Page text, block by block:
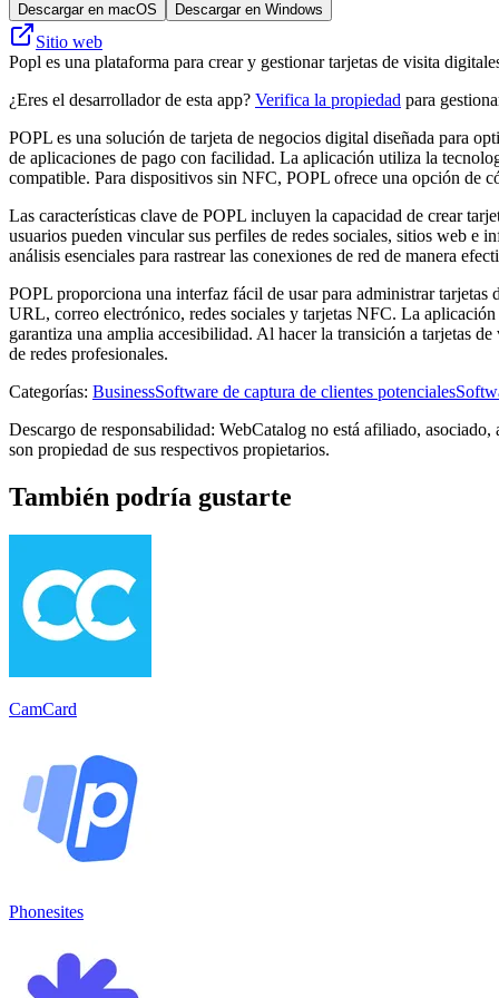
Descargar en macOS Descargar en Windows
Sitio web
Popl es una plataforma para crear y gestionar tarjetas de visita
¿Eres el desarrollador de esta app? Verifica la propiedad para
POPL es una solución de tarjeta de negocios digital diseñada para
de aplicaciones de pago con facilidad. La aplicación utiliza la
compatible. Para dispositivos sin NFC, POPL ofrece una opción de
Las características clave de POPL incluyen la capacidad de crear
usuarios pueden vincular sus perfiles de redes sociales, sitios web
análisis esenciales para rastrear las conexiones de red de manera
POPL proporciona una interfaz fácil de usar para administrar
URL, correo electrónico, redes sociales y tarjetas NFC. La
garantiza una amplia accesibilidad. Al hacer la transición a tarjetas
de redes profesionales.
Categorías: BusinessSoftware de captura de clientes potenciales
Descargo de responsabilidad: WebCatalog no está afiliado,
son propiedad de sus respectivos propietarios.
También podría gustarte
CamCard
Phonesites